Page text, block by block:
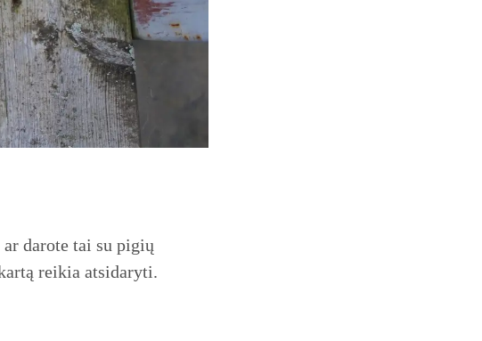
darote tai su pigių
reikia atsidaryti.